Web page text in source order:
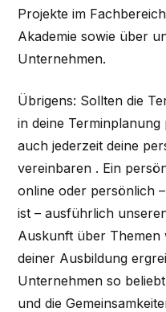
Projekte im
Akademie sowie über
Unternehmen.
Übrigens: Sollten die
in deine
auch jederzeit deine
vereinbaren . Ein
online oder persönlich
ist – ausführlich
Auskunft über Themen
deiner Ausbildung
Unternehmen so
und die